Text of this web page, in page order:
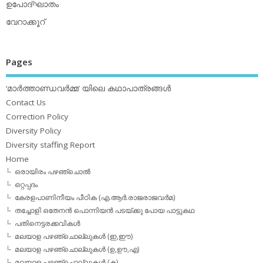
ഉപോദ്ഘാതം
വേറാക്കൂറ്
Pages
‘മാര്‍ത്താണ്ഡവര്‍മ്മ’ യിലെ കഥാപാത്രങ്ങള്‍
Contact Us
Correction Policy
Diversity Policy
Diversity staffing Report
Home
ഒരായിരം പഴഞ്ചൊല്‍
ഒറ്റപ്പദം
കേരളപാണിനീയം പീഠിക (എ.ആര്‍.രാജരാജവര്‍മ)
തച്ചോളി ഒതേനൻ പൊന്നിയൻ പടയ്‌ക്കു പോയ പാട്ടുകഥ
പതിനെട്ടരക്കവികള്‍
മലയാള പഴഞ്ചൊല്ലുകള്‍ (ഇ,ഈ)
മലയാള പഴഞ്ചൊല്ലുകള്‍ (ഉ,ഊ,എ)